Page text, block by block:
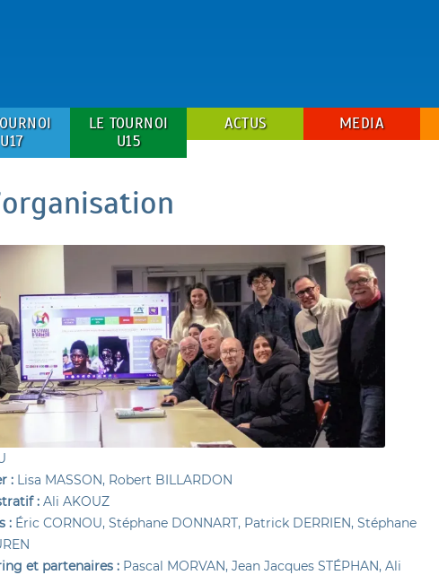
U17
LE TOURNOI
U15
ACTUS MEDIA
: Lisa MASSON, Robert BILLARDON
: Ali AKOUZ
: Éric CORNOU, Stéphane DONNART, Patrick DERRIEN, Stéphane
et partenaires : Pascal MORVAN, Jean Jacques STÉPHAN, Ali